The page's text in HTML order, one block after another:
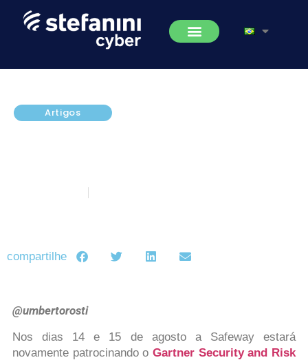
Artigos
compartilhe
@umbertorosti
Nos dias 14 e 15 de agosto a Safeway estará
novamente patrocinando o Gartner Security and Risk